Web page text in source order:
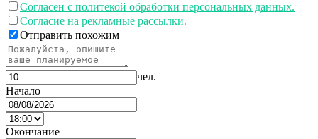
Согласен с политекой обработки персональных данных.
Согласие на рекламные рассылки.
Отправить похожим
чел.
Начало
Окончание